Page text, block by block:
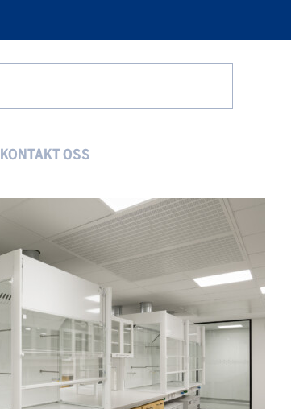
KONTAKT OSS